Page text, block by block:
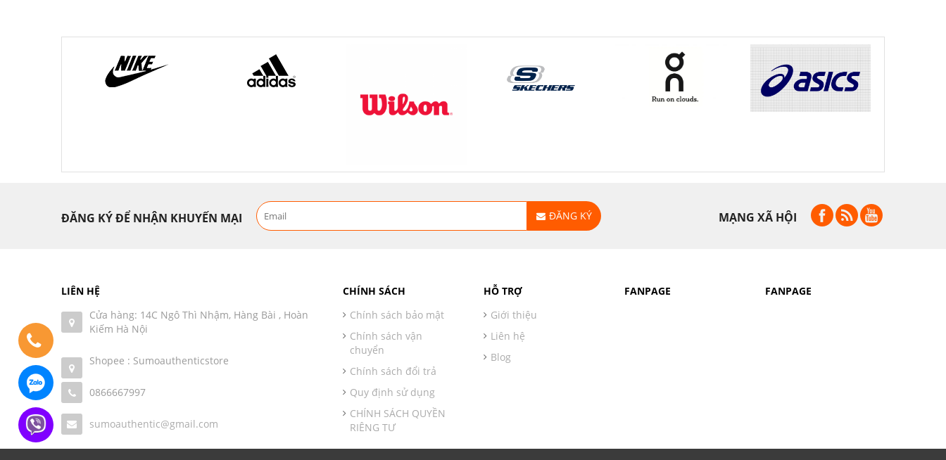
ĐĂNG KÝ ĐỂ NHẬN KHUYẾN MẠI ĐĂNG KÝ MẠNG XÃ HỘI
LIÊN HỆ
Cửa hàng: 14C Ngô Thì Nhậm, Hàng Bài , Hoàn
Kiếm Hà Nội
Shopee : Sumoauthenticstore
0866667997
sumoauthentic@gmail.com
CHÍNH SÁCH
Chính sách bảo mật
Chính sách vận
chuyển
Chính sách đổi trả
Quy định sử dụng
CHÍNH SÁCH QUYỀN
RIÊNG TƯ
HỖ TRỢ
Giới thiệu
Liên hệ
Blog
FANPAGE FANPAGE